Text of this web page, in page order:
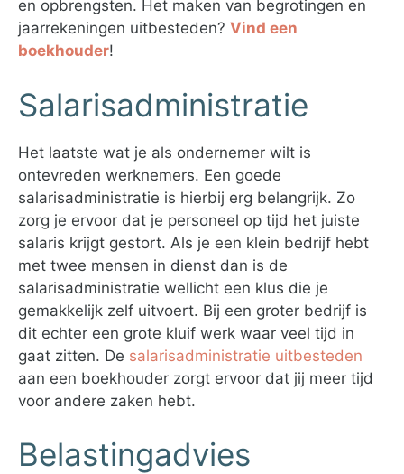
en opbrengsten. Het maken van begrotingen en
jaarrekeningen uitbesteden? Vind een
boekhouder!
Salarisadministratie
Het laatste wat je als ondernemer wilt is
ontevreden werknemers. Een goede
salarisadministratie is hierbij erg belangrijk. Zo
zorg je ervoor dat je personeel op tijd het juiste
salaris krijgt gestort. Als je een klein bedrijf hebt
met twee mensen in dienst dan is de
salarisadministratie wellicht een klus die je
gemakkelijk zelf uitvoert. Bij een groter bedrijf is
dit echter een grote kluif werk waar veel tijd in
gaat zitten. De salarisadministratie uitbesteden
aan een boekhouder zorgt ervoor dat jij meer tijd
voor andere zaken hebt.
Belastingadvies